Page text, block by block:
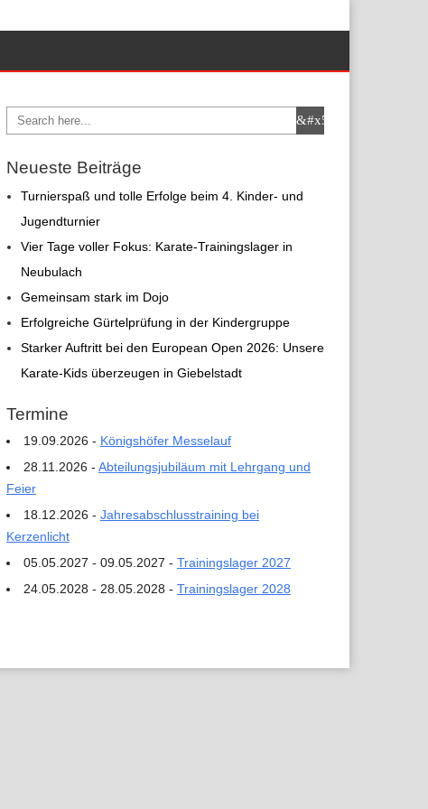
Neueste Beiträge
Turnierspaß und tolle Erfolge beim 4. Kinder- und
Jugendturnier
Vier Tage voller Fokus: Karate-Trainingslager in
Neubulach
Gemeinsam stark im Dojo
Erfolgreiche Gürtelprüfung in der Kindergruppe
Starker Auftritt bei den European Open 2026: Unsere
Karate-Kids überzeugen in Giebelstadt
Termine
19.09.2026 - Königshöfer Messelauf
28.11.2026 - Abteilungsjubiläum mit Lehrgang und
Feier
18.12.2026 - Jahresabschlusstraining bei
Kerzenlicht
05.05.2027 - 09.05.2027 - Trainingslager 2027
24.05.2028 - 28.05.2028 - Trainingslager 2028